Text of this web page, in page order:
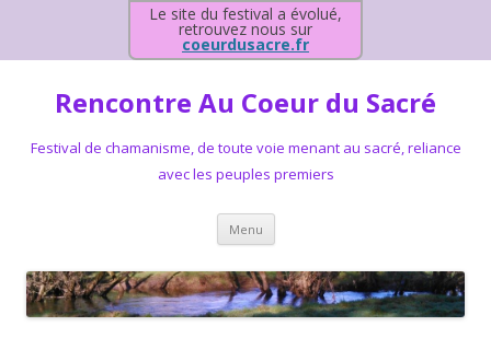
Le site du festival a évolué,
retrouvez nous sur
coeurdusacre.fr
Rencontre Au Coeur du Sacré
Festival de chamanisme, de toute voie menant au sacré, reliance
avec les peuples premiers
Menu Aller au contenu principal